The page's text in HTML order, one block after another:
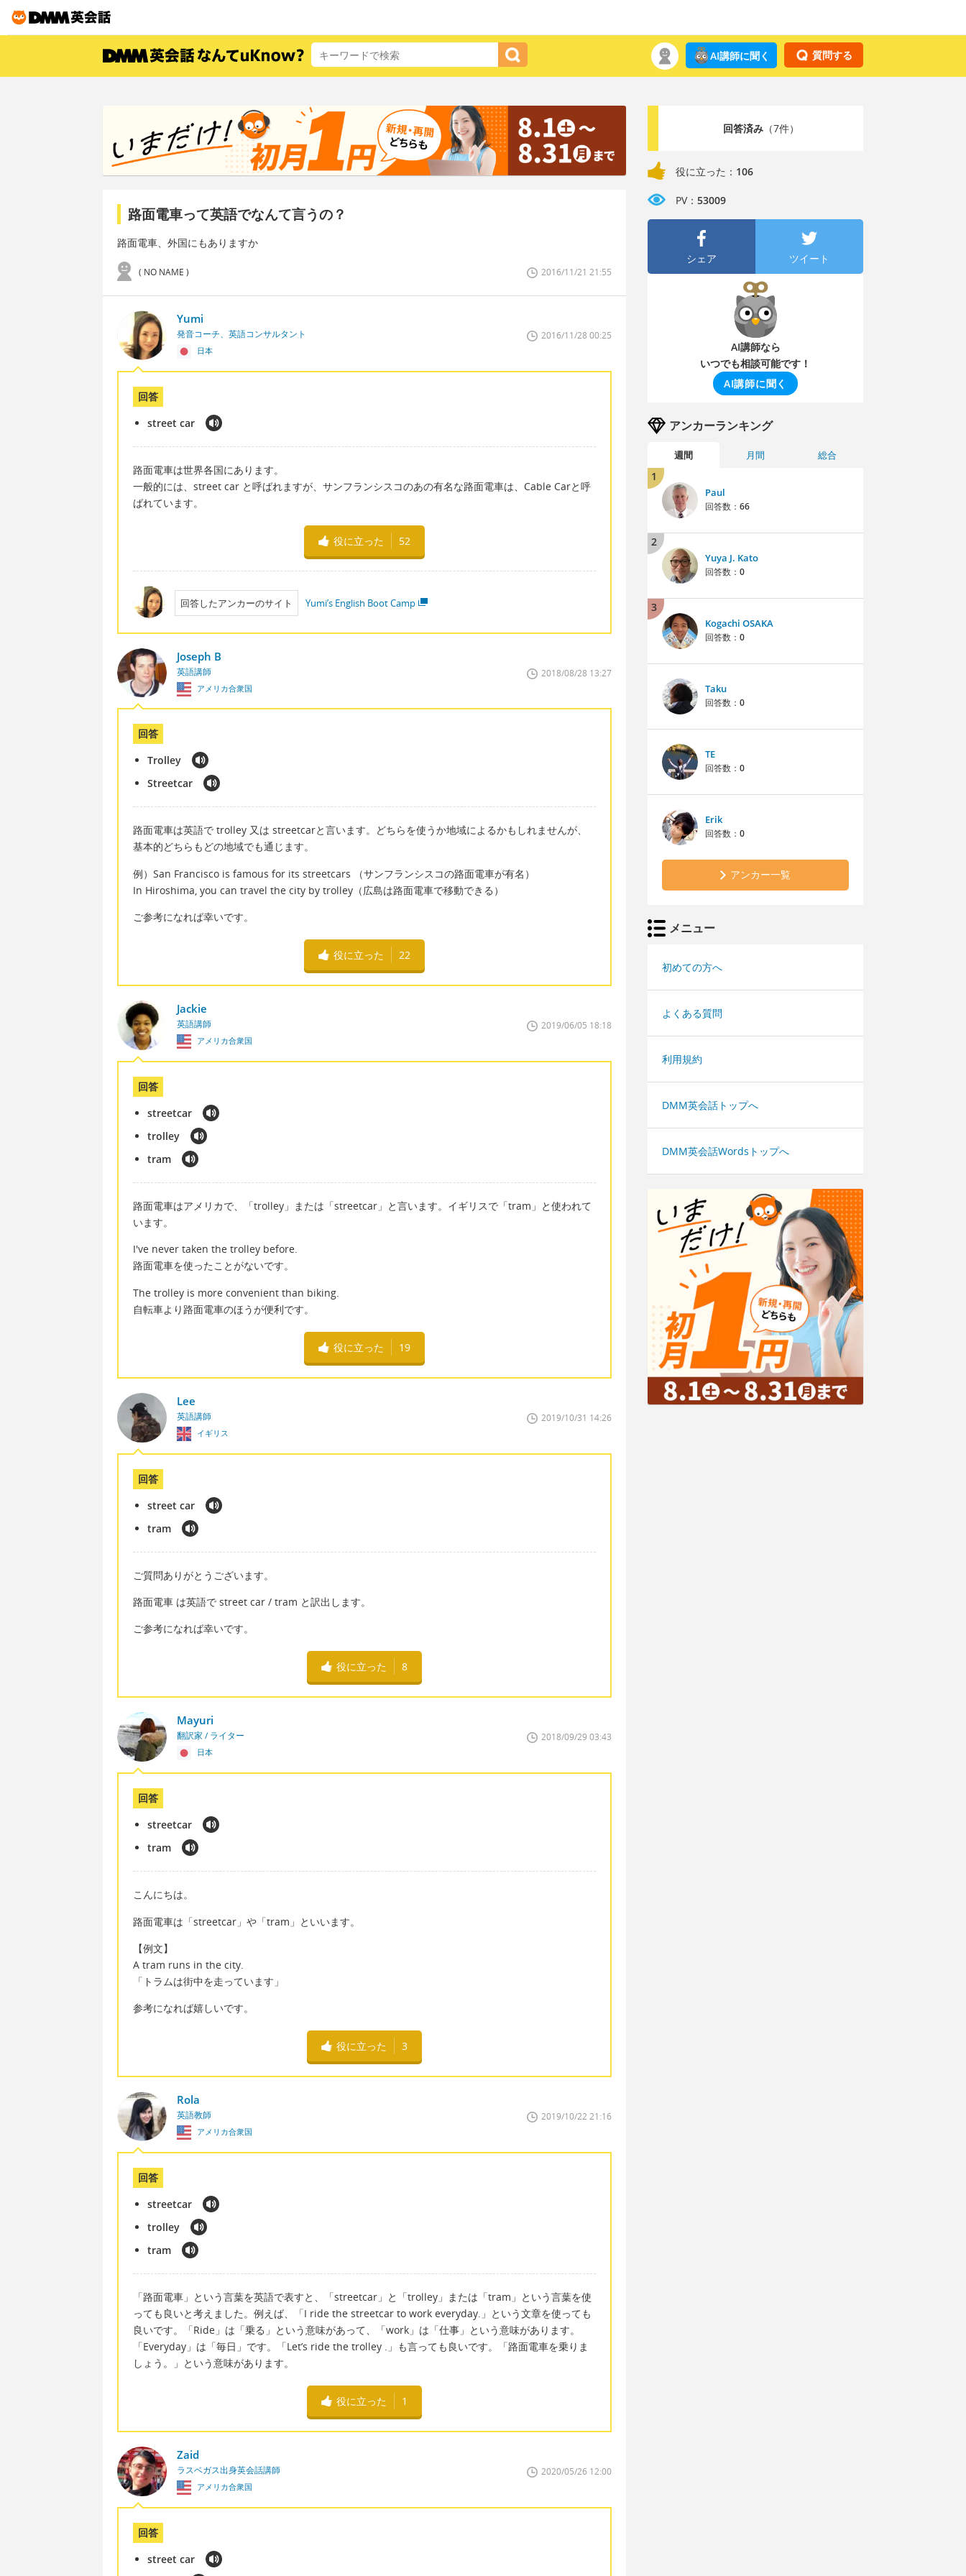
質問する
AI講師に聞く
路面電車って英語でなんて言うの？
路面電車、外国にもありますか
( NO NAME ) 2016/11/21 21:55
Yumi
発音コーチ、英語コンサルタント
日本
2016/11/28 00:25
回答
street car
路面電車は世界各国にあります。
一般的には、street car と呼ばれますが、サンフランシスコのあの有名な路面電車は、Cable Carと呼
ばれています。
役に立った 52
回答したアンカーのサイト Yumi’s English Boot Camp
Joseph B
英語講師
アメリカ合衆国
2018/08/28 13:27
回答
Trolley
Streetcar
路面電車は英語で trolley 又は streetcarと言います。どちらを使うか地域によるかもしれませんが、
基本的どちらもどの地域でも通じます。
例）San Francisco is famous for its streetcars （サンフランシスコの路面電車が有名）
In Hiroshima, you can travel the city by trolley（広島は路面電車で移動できる）
ご参考になれば幸いです。
役に立った 22
Jackie
英語講師
アメリカ合衆国
2019/06/05 18:18
回答
streetcar
trolley
tram
路面電車はアメリカで、「trolley」または「streetcar」と言います。イギリスで「tram」と使われて
います。
I've never taken the trolley before.
路面電車を使ったことがないです。
The trolley is more convenient than biking.
自転車より路面電車のほうが便利です。
役に立った 19
Lee
英語講師
イギリス
2019/10/31 14:26
回答
street car
tram
ご質問ありがとうございます。
路面電車 は英語で street car / tram と訳出します。
ご参考になれば幸いです。
役に立った 8
Mayuri
翻訳家 / ライター
日本
2018/09/29 03:43
回答
streetcar
tram
こんにちは。
路面電車は「streetcar」や「tram」といいます。
【例文】
A tram runs in the city.
「トラムは街中を走っています」
参考になれば嬉しいです。
役に立った 3
Rola
英語教師
アメリカ合衆国
2019/10/22 21:16
回答
streetcar
trolley
tram
「路面電車」という言葉を英語で表すと、「streetcar」と「trolley」または「tram」という言葉を使
っても良いと考えました。例えば、「I ride the streetcar to work everyday.」という文章を使っても
良いです。「Ride」は「乗る」という意味があって、「work」は「仕事」という意味があります。
「Everyday」は「毎日」です。「Let’s ride the trolley .」も言っても良いです。「路面電車を乗りま
しょう。」という意味があります。
役に立った 1
Zaid
ラスベガス出身英会話講師
アメリカ合衆国
2020/05/26 12:00
回答
street car
回答済み（7件）
役に立った： 106
PV： 53009
シェア ツイート
AI講師なら
いつでも相談可能です！
AI講師に聞く
アンカーランキング
週間 月間 総合
1
Paul
回答数： 66
2
Yuya J. Kato
回答数： 0
3
Kogachi OSAKA
回答数： 0
Taku
回答数： 0
TE
回答数： 0
Erik
回答数： 0
アンカー一覧
メニュー
初めての方へ
よくある質問
利用規約
DMM英会話トップへ
DMM英会話Wordsトップへ